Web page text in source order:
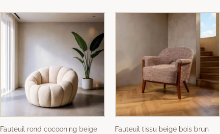
Fauteuil rond cocooning beige
Fauteuil tissu beige bois brun